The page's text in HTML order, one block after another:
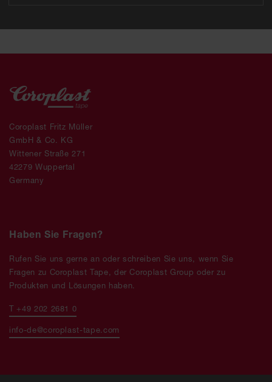
Coroplast Fritz Müller
GmbH & Co. KG
Wittener Straße 271
42279 Wuppertal
Germany
Haben Sie Fragen?
Rufen Sie uns gerne an oder schreiben Sie uns, wenn Sie
Fragen zu Coroplast Tape, der Coroplast Group oder zu
Produkten und Lösungen haben.
T +49 202 2681 0
info-de@coroplast-tape.com